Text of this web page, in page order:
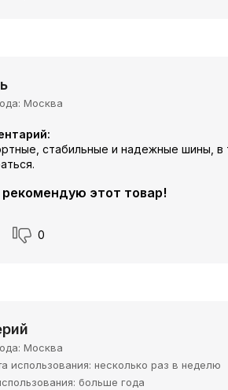
Москва
стабильные и надежные шины,
рекомендую этот товар!
0
Москва
использования несколько раз в неделю
больше года